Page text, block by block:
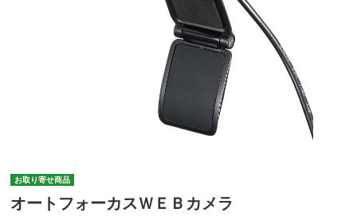
お取り寄せ商品
オートフォーカスＷＥＢカメラ